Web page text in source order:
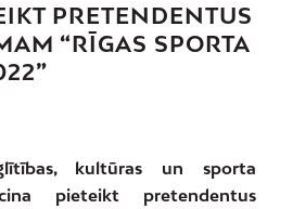
PRETENDENTUS
“RĪGAS SPORTA
kultūras un sporta
pieteikt pretendentus